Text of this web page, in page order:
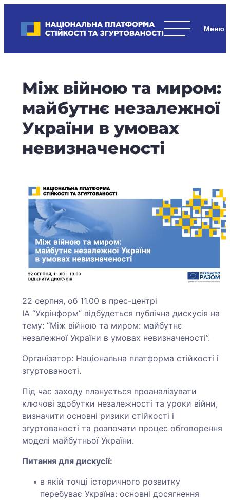
content
Національна платформа стійкості та згуртованості
стратегічні
стійкість
держави
та
суспільства,
згуртованість
та
Між війною та миром:
майбутнє незалежної
України в умовах
невизначеності
22 серпня, об 11.00 в прес-центрі
ІА “Укрінформ” відбудеться публічна дискусія на
тему: “Між війною та миром: майбутнє
незалежної України в умовах невизначеності”.
Організатор: Національна платформа стійкості і
згуртованості.
Під час заходу планується проаналізувати
ключові здобутки незалежності та уроки війни,
визначити основні ризики стійкості і
згуртованості та розпочати процес обговорення
моделі майбутньої України.
Питання для дискусії:
в якій точці історичного розвитку
перебуває Україна: основні досягнення